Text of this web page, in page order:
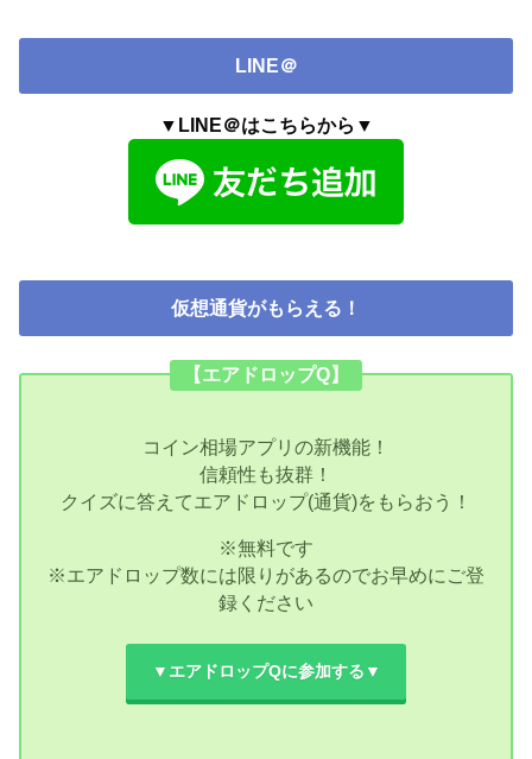
LINE＠
▼LINE＠はこちらから▼
仮想通貨がもらえる！
【エアドロップQ】
コイン相場アプリの新機能！
信頼性も抜群！
クイズに答えてエアドロップ(通貨)をもらおう！
※無料です
※エアドロップ数には限りがあるのでお早めにご登
録ください
▼エアドロップQに参加する▼